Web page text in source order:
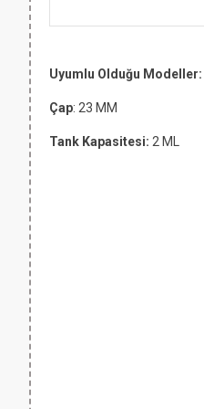
Uyumlu Olduğu Modeller:
Çap: 23 MM
Tank Kapasitesi: 2 ML